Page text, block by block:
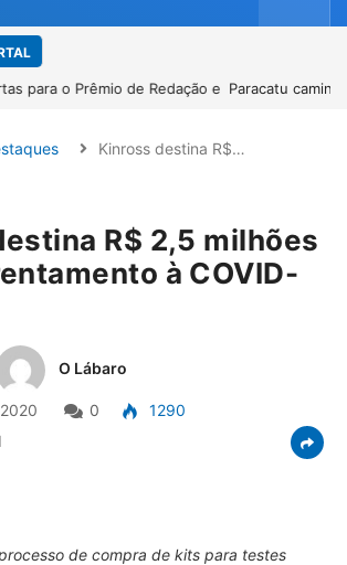
20 anos da Lei Maria da Penha
Kinross destina R$…
R$ 2,5 milhões
à COVID-
O Lábaro
0
1290
de compra de kits para testes